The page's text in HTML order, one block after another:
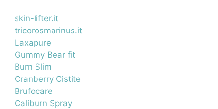
skin-lifter.it
tricorosmarinus.it
Laxapure
Gummy Bear fit
Burn Slim
Cranberry Cistite
Brufocare
Caliburn Spray